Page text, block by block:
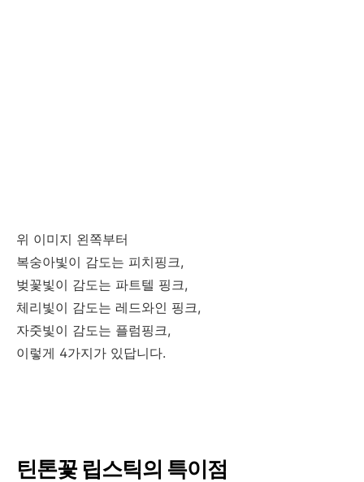
위 이미지 왼쪽부터
복숭아빛이 감도는 피치핑크,
벚꽃빛이 감도는 파트텔 핑크,
체리빛이 감도는 레드와인 핑크,
자줏빛이 감도는 플럼핑크,
이렇게 4가지가 있답니다.
틴톤꽃 립스틱의 특이점